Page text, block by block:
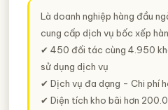
Là doanh nghiệp hàng đầu
cung cấp dịch vụ bốc xếp
✔ 450 đối tác cùng 4.950
sử dụng dịch vụ
✔ Dịch vụ đa dạng - Chi phí
✔ Diện tích kho bãi hơn